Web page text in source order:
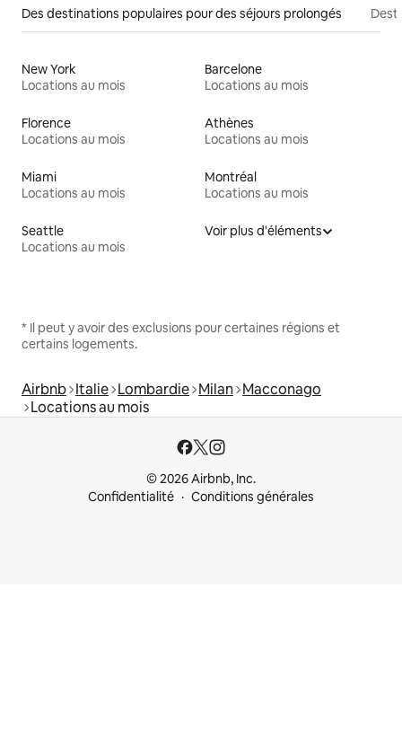
Des destinations populaires pour des séjours prolongés
New York
Locations au mois
Barcelone
Locations au mois
Florence
Locations au mois
Athènes
Locations au mois
Miami
Locations au mois
Montréal
Locations au mois
Seattle
Locations au mois
Voir plus d'éléments
* Il peut y avoir des exclusions pour certaines régions et
certains logements.
Airbnb Italie Lombardie Milan Macconago
Locations au mois
© 2026 Airbnb, Inc.
Confidentialité
Conditions générales